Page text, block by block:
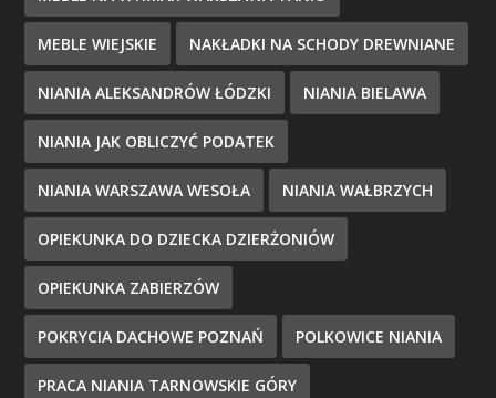
MEBLE WIEJSKIE NAKŁADKI NA SCHODY DREWNIANE
NIANIA ALEKSANDRÓW ŁÓDZKI NIANIA BIELAWA
NIANIA JAK OBLICZYĆ PODATEK
NIANIA WARSZAWA WESOŁA NIANIA WAŁBRZYCH
OPIEKUNKA DO DZIECKA DZIERŻONIÓW
OPIEKUNKA ZABIERZÓW
POKRYCIA DACHOWE POZNAŃ POLKOWICE NIANIA
PRACA NIANIA TARNOWSKIE GÓRY